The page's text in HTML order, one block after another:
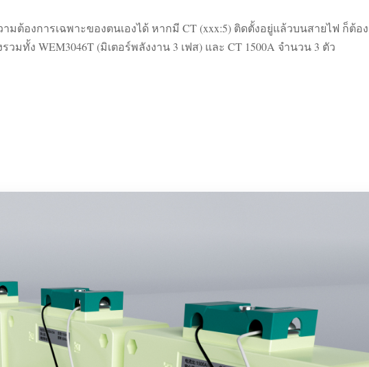
มต้องการเฉพาะของตนเองได้ หากมี CT (xxx:5) ติดตั้งอยู่แล้วบนสายไฟ ก็ต้อง
มทั้ง WEM3046T (มิเตอร์พลังงาน 3 เฟส) และ CT 1500A จำนวน 3 ตัว